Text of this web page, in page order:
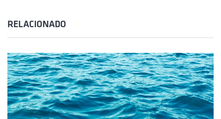
RELACIONADO